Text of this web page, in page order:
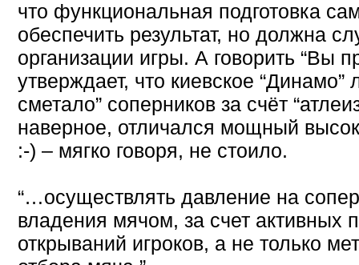
что функциональная подготовка
обеспечить результат, но должна
организации игры. А говорить “Вы
утверждает, что киевское
сметало” соперников за счёт
наверное, отличалcя мощный
:-) – мягко говоря, не стоило.
“…осуществлять давление на
владения мячом, за счет активных
открываний игроков, а не только